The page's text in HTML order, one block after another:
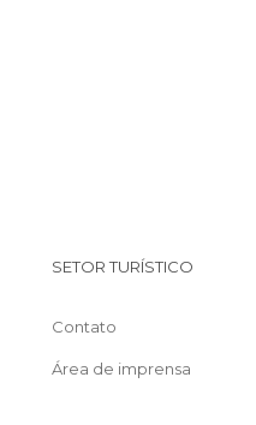
SETOR TURÍSTICO
Contato
Área de imprensa